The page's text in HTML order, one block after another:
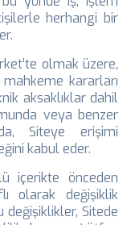
herhangi bir
olmak üzere,
kararları
aksaklıklar dahil
veya benzer
Siteye erişimi
kabul eder.
içerikte önceden
olarak değişiklik
değişiklikler, Sitede